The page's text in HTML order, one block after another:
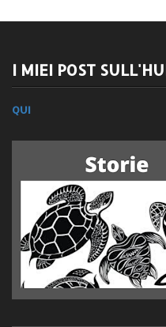
I MIEI POST
QUI